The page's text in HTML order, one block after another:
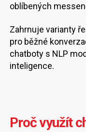
oblíbených
Zahrnuje varianty
pro běžné
chatboty s NLP
inteligence.
Proč využít